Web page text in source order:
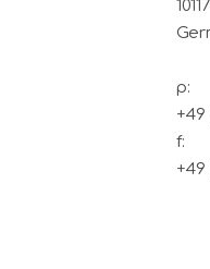
p:
+49
f:
+49